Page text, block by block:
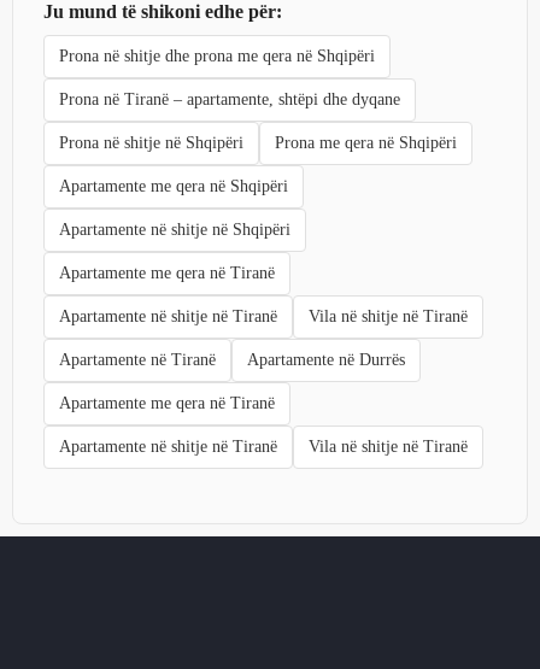
Ju mund të shikoni edhe për:
Prona në shitje dhe prona me qera në Shqipëri
Prona në Tiranë – apartamente, shtëpi dhe dyqane
Prona në shitje në Shqipëri Prona me qera në Shqipëri
Apartamente me qera në Shqipëri
Apartamente në shitje në Shqipëri
Apartamente me qera në Tiranë
Apartamente në shitje në Tiranë Vila në shitje në Tiranë
Apartamente në Tiranë Apartamente në Durrës
Apartamente me qera në Tiranë
Apartamente në shitje në Tiranë Vila në shitje në Tiranë